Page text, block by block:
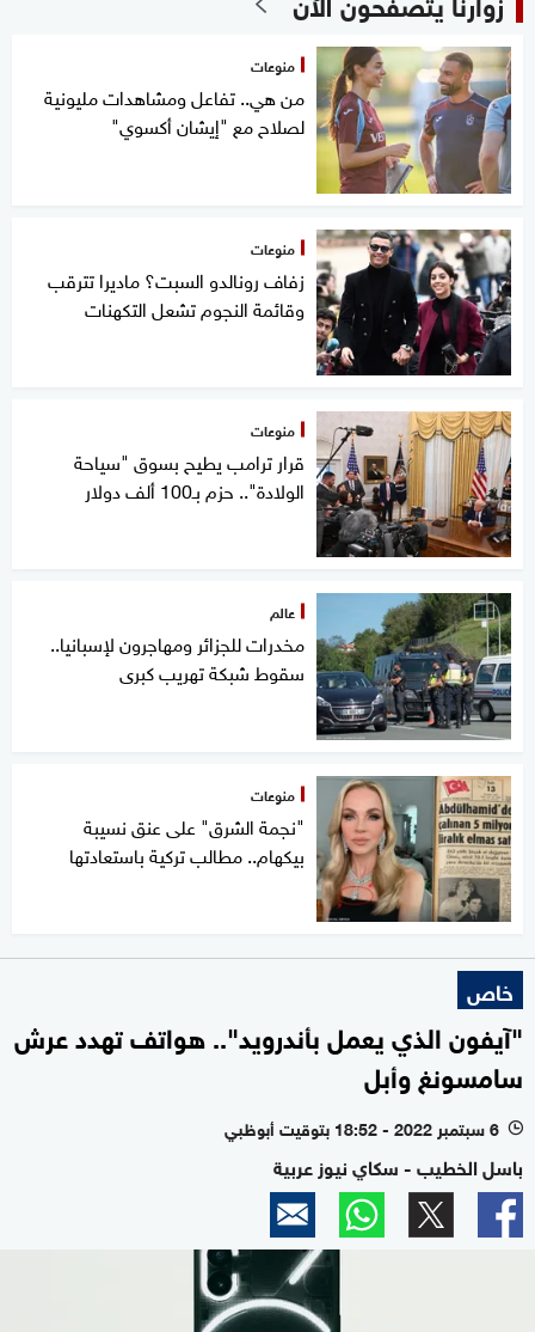
منوعات
من هي.. تفاعل ومشاهدات مليونية
لصلاح مع "إيشان أكسوي"
منوعات
زفاف رونالدو السبت؟ ماديرا تترقب
وقائمة النجوم تشعل التكهنات
منوعات
قرار ترامب يطيح بسوق "سياحة
الولادة".. حزم بـ100 ألف دولار
عالم
مخدرات للجزائر ومهاجرون لإسبانيا..
سقوط شبكة تهريب كبرى
منوعات
"نجمة الشرق" على عنق نسيبة
بيكهام.. مطالب تركية باستعادتها
خاص
"آيفون الذي يعمل بأندرويد".. هواتف تهدد عرش
سامسونغ وأبل
l 6 سبتمبر 2022 - 18:52 بتوقيت أبوظبي
باسل الخطيب - سكاي نيوز عربية